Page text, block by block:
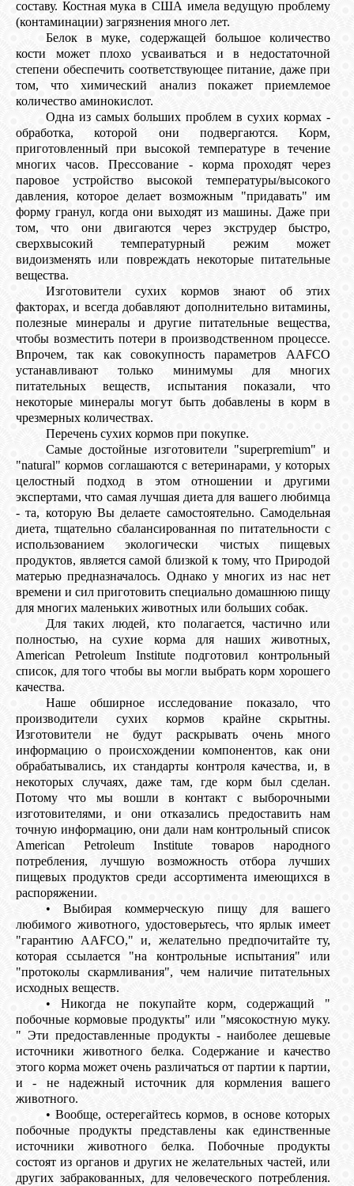
составу. Костная мука в США имела ведущую проблему
(контаминации) загрязнения много лет.
Белок в муке, содержащей большое количество
кости может плохо усваиваться и в недостаточной
степени обеспечить соответствующее питание, даже при
том, что химический анализ покажет приемлемое
количество аминокислот.
Одна из самых больших проблем в сухих кормах -
обработка, которой они подвергаются. Корм,
приготовленный при высокой температуре в течение
многих часов. Прессование - корма проходят через
паровое устройство высокой температуры/высокого
давления, которое делает возможным "придавать" им
форму гранул, когда они выходят из машины. Даже при
том, что они двигаются через экструдер быстро,
сверхвысокий температурный режим может
видоизменять или повреждать некоторые питательные
вещества.
Изготовители сухих кормов знают об этих
факторах, и всегда добавляют дополнительно витамины,
полезные минералы и другие питательные вещества,
чтобы возместить потери в производственном процессе.
Впрочем, так как совокупность параметров AAFCO
устанавливают только минимумы для многих
питательных веществ, испытания показали, что
некоторые минералы могут быть добавлены в корм в
чрезмерных количествах.
Перечень сухих кормов при покупке.
Самые достойные изготовители "superpremium" и
"natural" кормов соглашаются с ветеринарами, у которых
целостный подход в этом отношении и другими
экспертами, что самая лучшая диета для вашего любимца
- та, которую Вы делаете самостоятельно. Самодельная
диета, тщательно сбалансированная по питательности с
использованием экологически чистых пищевых
продуктов, является самой близкой к тому, что Природой
матерью предназначалось. Однако у многих из нас нет
времени и сил приготовить специально домашнюю пищу
для многих маленьких животных или больших собак.
Для таких людей, кто полагается, частично или
полностью, на сухие корма для наших животных,
American Petroleum Institute подготовил контрольный
список, для того чтобы вы могли выбрать корм хорошего
качества.
Наше обширное исследование показало, что
производители сухих кормов крайне скрытны.
Изготовители не будут раскрывать очень много
информацию о происхождении компонентов, как они
обрабатывались, их стандарты контроля качества, и, в
некоторых случаях, даже там, где корм был сделан.
Потому что мы вошли в контакт с выборочными
изготовителями, и они отказались предоставить нам
точную информацию, они дали нам контрольный список
American Petroleum Institute товаров народного
потребления, лучшую возможность отбора лучших
пищевых продуктов среди ассортимента имеющихся в
распоряжении.
• Выбирая коммерческую пищу для вашего
любимого животного, удостоверьтесь, что ярлык имеет
"гарантию AAFCO," и, желательно предпочитайте ту,
которая ссылается "на контрольные испытания" или
"протоколы скармливания", чем наличие питательных
исходных веществ.
• Никогда не покупайте корм, содержащий "
побочные кормовые продукты" или "мясокостную муку.
" Эти предоставленные продукты - наиболее дешевые
источники животного белка. Содержание и качество
этого корма может очень различаться от партии к партии,
и - не надежный источник для кормления вашего
животного.
• Вообще, остерегайтесь кормов, в основе которых
побочные продукты представлены как единственные
источники животного белка. Побочные продукты
состоят из органов и других не желательных частей, или
других забракованных, для человеческого потребления.